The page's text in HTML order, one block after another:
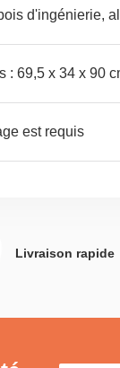
d'ingénierie,
: 69,5 x 34 x 90
est requis
Livraison rapide